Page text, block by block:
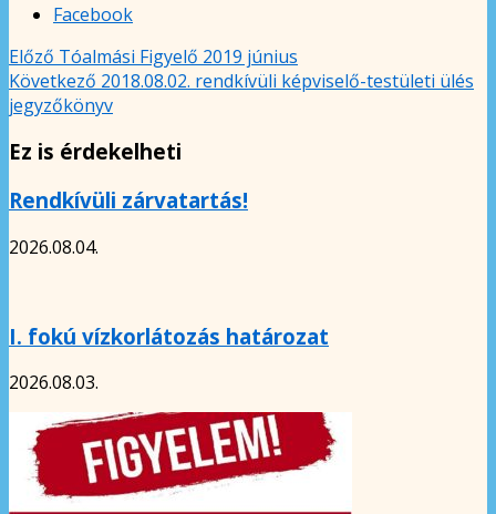
Facebook
Előző Tóalmási Figyelő 2019 június
Következő 2018.08.02. rendkívüli képviselő-testületi ülés
jegyzőkönyv
Ez is érdekelheti
Rendkívüli zárvatartás!
2026.08.04.
I. fokú vízkorlátozás határozat
2026.08.03.